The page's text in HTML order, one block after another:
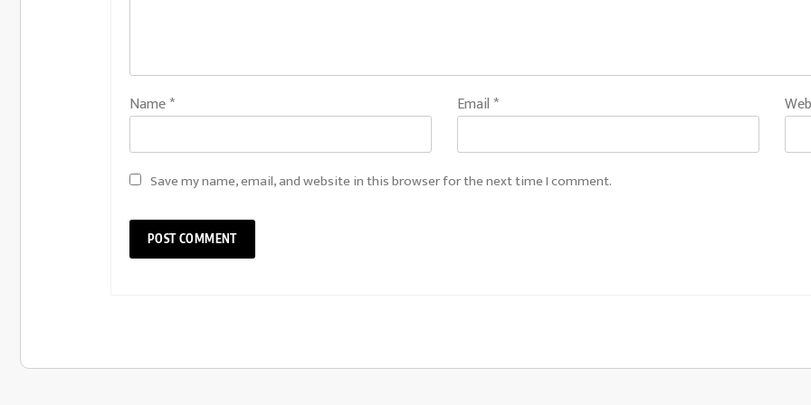
Name* Email *
Save my name, email, and website in this browser for the next time I comment.